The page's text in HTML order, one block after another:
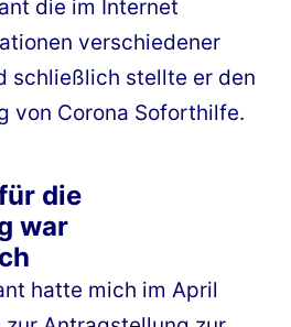
die im Internet
verschiedener
schließlich stellte er den
von Corona Soforthilfe.
die
war
hatte mich im April